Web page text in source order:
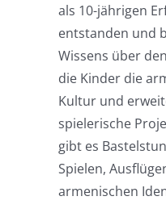
als 10-jährigen
entstanden und
Wissens über
die Kinder die
Kultur und
spielerische
gibt es
Spielen,
armenischen